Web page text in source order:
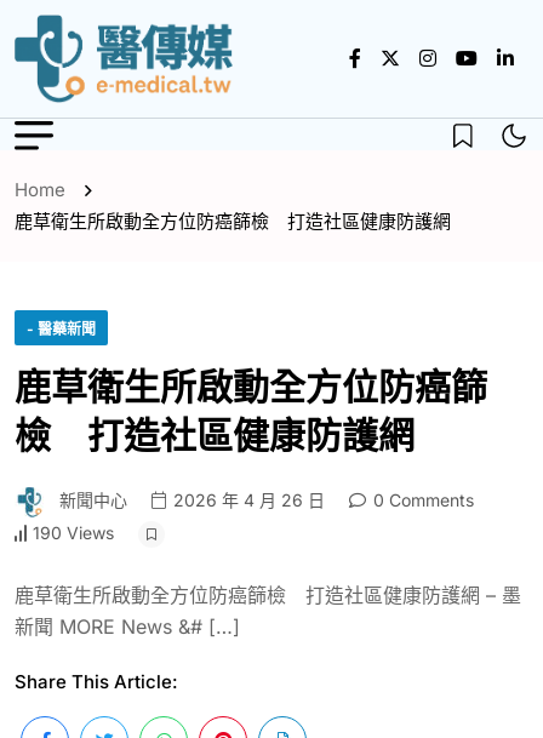
Home
鹿草衛生所啟動全方位防癌篩檢 打造社區健康防護網
- 醫藥新聞
鹿草衛生所啟動全方位防癌篩
檢 打造社區健康防護網
新聞中心 2026 年 4 月 26 日
0 Comments
190 Views
鹿草衛生所啟動全方位防癌篩檢 打造社區健康防護網 – 墨
新聞 MORE News &# […]
Share This Article: